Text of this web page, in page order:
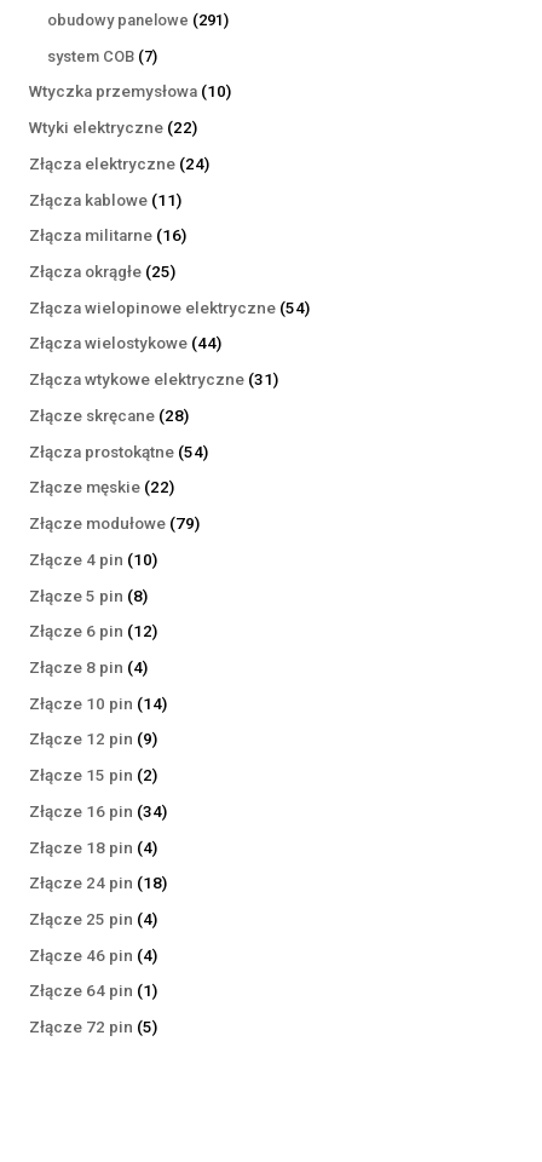
produkty
obudowy panelowe 291291
system COB 77
produktów
Wtyczka przemysłowa 1010
Wtyki elektryczne 2222
produkty
Złącza elektryczne 2424
Złącza kablowe 1111
produktów
Złącza militarne 1616
Złącza okrągłe 2525
produktów
Złącza wielopinowe elektryczne 5454
Złącza wielostykowe 4444
produkty
Złącza wtykowe elektryczne 3131
Złącze skręcane 2828
produktów
Złącza prostokątne 5454
Złącze męskie 2222
produkty
Złącze modułowe 7979
Złącze 4 pin 1010
Złącze 5 pin 88
produktów
Złącze 6 pin 1212
Złącze 8 pin 44
produkty
Złącze 10 pin 1414
Złącze 12 pin 99
produktów
Złącze 15 pin 22
produkty
Złącze 16 pin 3434
Złącze 18 pin 44
produkty
Złącze 24 pin 1818
Złącze 25 pin 44
produkty
Złącze 46 pin 44
produkty
Złącze 64 pin 11
produkt
Złącze 72 pin 55